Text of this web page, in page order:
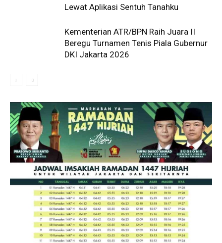
Lewat Aplikasi Sentuh Tanahku
Kementerian ATR/BPN Raih Juara II
Beregu Turnamen Tenis Piala Gubernur
DKI Jakarta 2026